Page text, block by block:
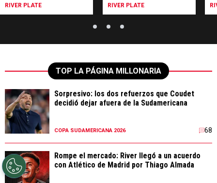
RIVER PLATE RIVER PLATE
TOP LA PÁGINA MILLONARIA
Sorpresivo: los dos refuerzos que Coudet
decidió dejar afuera de la Sudamericana
COPA SUDAMERICANA 2026 68
Rompe el mercado: River llegó a un acuerdo
con Atlético de Madrid por Thiago Almada